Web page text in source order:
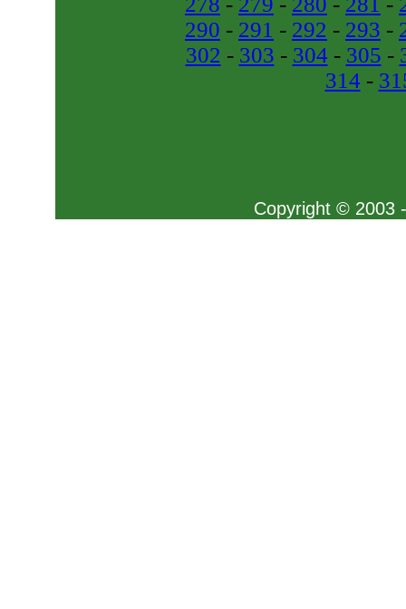
290 - 291 - 292 - 293 -
302 - 303 - 304 - 305 -
314 -
Copyright © 2003